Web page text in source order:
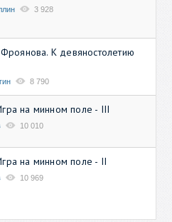
3 928
К девяностолетию
8 790
на минном поле - III
10 010
на минном поле - II
10 969